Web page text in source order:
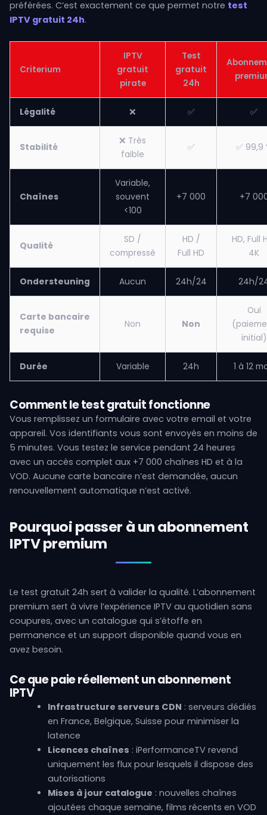
préférées. C’est exactement ce que permet notre test
IPTV gratuit 24h.
Criterium
IPTV
gratuit
pirate
Test
gratuit
24h
Légalité ❌ ✅ ✅
Stabilité
❌ Très
faible
✅ ✅ 99,9
Chaînes
Variable,
souvent
<100
+7 000 +7
Qualité
SD /
compressé
HD /
Full HD
HD, Full
4K
Ondersteuning Aucun 24h/24 24h/
Carte bancaire
requise
Non Non
Oui
initial)
Durée Variable 24h 1 à 12
Comment le test gratuit fonctionne
Vous remplissez un formulaire avec votre email et votre
appareil. Vos identifiants vous sont envoyés en moins de
5 minutes. Vous testez le service pendant 24 heures
avec un accès complet aux +7 000 chaînes HD et à la
VOD. Aucune carte bancaire n’est demandée, aucun
renouvellement automatique n’est activé.
Pourquoi passer à un abonnement
IPTV premium
Le test gratuit 24h sert à valider la qualité. L’abonnement
premium sert à vivre l’expérience IPTV au quotidien sans
coupures, avec un catalogue qui s’étoffe en
permanence et un support disponible quand vous en
avez besoin.
Ce que paie réellement un abonnement
IPTV
Infrastructure serveurs CDN : serveurs dédiés
en France, Belgique, Suisse pour minimiser la
latence
Licences chaînes : iPerformanceTV revend
uniquement les flux pour lesquels il dispose des
autorisations
Mises à jour catalogue : nouvelles chaînes
ajoutées chaque semaine, films récents en VOD